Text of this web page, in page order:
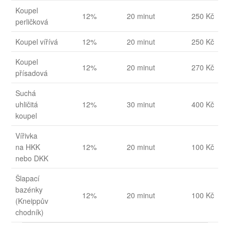
Koupel
perličková
12% 20 minut 250 Kč
Koupel vířívá 12% 20 minut
250 Kč
Koupel
přísadová
12% 20 minut 270 Kč
Suchá
uhličitá
koupel
12% 30 minut 400 Kč
Vířivka
na HKK
nebo DKK
12% 20 minut 100 Kč
Šlapací
bazénky
(Kneippův
chodník)
12% 20 minut 100 Kč